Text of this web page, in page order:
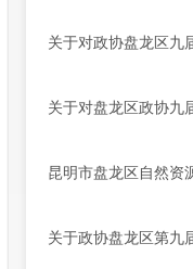
关于对政协盘龙区九
关于对盘龙区政协九
昆明市盘龙区自然资
关于政协盘龙区第九